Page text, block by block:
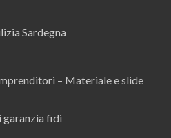
Sardegna
– Materiale e slide
garanzia fidi